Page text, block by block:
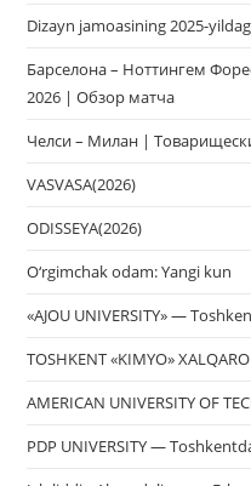
Dizayn jamoasining 2025-
Барселона – Ноттингем
2026 | Обзор матча
Челси – Милан |
VASVASA(2026)
ODISSEYA(2026)
O‘rgimchak odam: Yangi kun
«AJOU UNIVERSITY» —
TOSHKENT «KIMYO»
AMERICAN UNIVERSITY OF
PDP UNIVERSITY —